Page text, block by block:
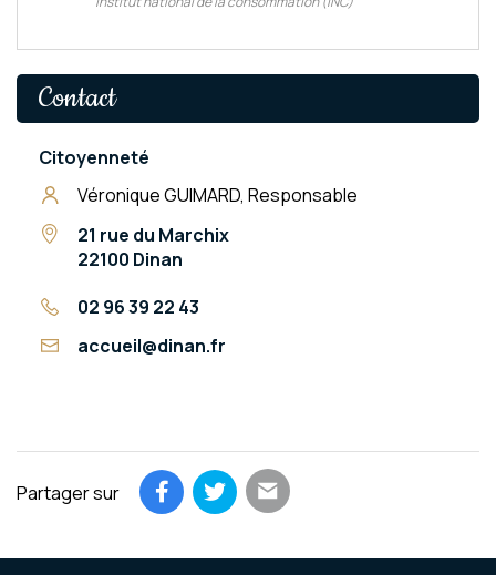
Contact
Citoyenneté
Véronique GUIMARD, Responsable
21 rue du Marchix
22100 Dinan
02 96 39 22 43
accueil@dinan.fr
Partager sur Partager sur Facebook
Partager sur Twitter
Partager par email